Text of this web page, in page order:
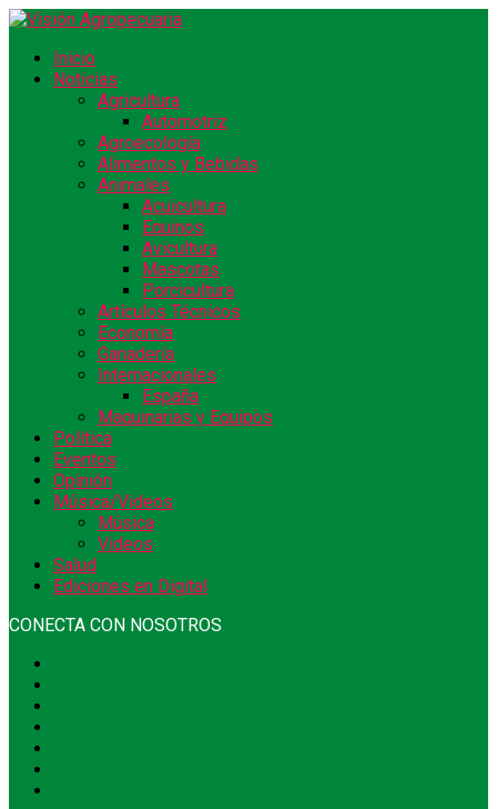
Inicio
Noticias
Agricultura
Automotriz
Agroecología
Alimentos y Bebidas
Animales
Acuicultura
Equinos
Avicultura
Mascotas
Porcicultura
Artículos Técnicos
Economía
Ganadería
Internacionales
España
Maquinarias y Equipos
Política
Eventos
Opinión
Música/Videos
Música
Videos
Salud
Ediciones en Digital
CONECTA CON NOSOTROS